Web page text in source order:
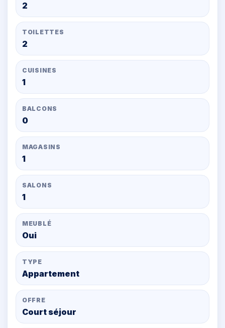
2
TOILETTES
2
CUISINES
1
BALCONS
0
MAGASINS
1
SALONS
1
MEUBLÉ
Oui
TYPE
Appartement
OFFRE
Court séjour